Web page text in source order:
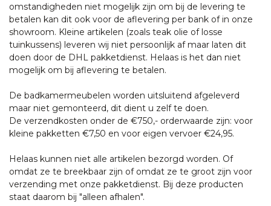
omstandigheden niet mogelijk zijn om bij de levering te
betalen kan dit ook voor de aflevering per bank of in onze
showroom. Kleine artikelen (zoals teak olie of losse
tuinkussens) leveren wij niet persoonlijk af maar laten dit
doen door de DHL pakketdienst. Helaas is het dan niet
mogelijk om bij aflevering te betalen.
De badkamermeubelen worden uitsluitend afgeleverd
maar niet gemonteerd, dit dient u zelf te doen.
De verzendkosten onder de €750,- orderwaarde zijn: voor
kleine pakketten €7,50 en voor eigen vervoer €24,95.
Helaas kunnen niet alle artikelen bezorgd worden. Of
omdat ze te breekbaar zijn of omdat ze te groot zijn voor
verzending met onze pakketdienst. Bij deze producten
staat daarom bij "alleen afhalen".